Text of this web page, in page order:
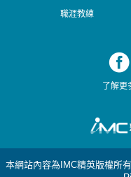
職涯教練
了解更
本網站內容為IMC精英版權所